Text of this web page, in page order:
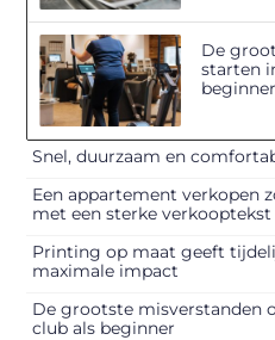
De
starten
beginner
Snel, duurzaam en
Een appartement verkopen
met een sterke verkooptekst
Printing op maat geeft
maximale impact
De grootste misverstanden
club als beginner